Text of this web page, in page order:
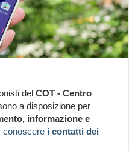
del COT - Centro
a disposizione per
informazione e
conoscere i contatti dei